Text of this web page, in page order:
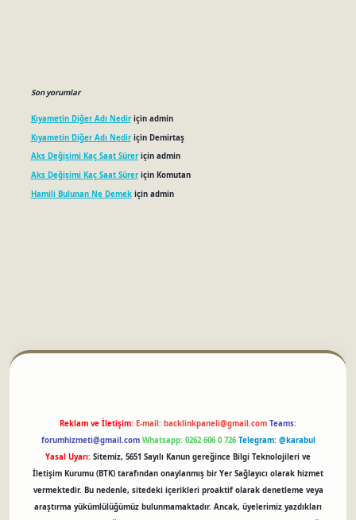
Son yorumlar
Kıyametin Diğer Adı Nediriçin admin
Kıyametin Diğer Adı Nediriçin Demirtaş
Aks Değişimi Kaç Saat Süreriçin admin
Aks Değişimi Kaç Saat Süreriçin Komutan
Hamili Bulunan Ne Demekiçin admin
Reklam ve İletişim: E-mail: backlinkpaneli@gmail.com Teams:
forumhizmeti@gmail.com Whatsapp: 0262 606 0 726 Telegram: @karabul
Yasal Uyarı: Sitemiz, 5651 Sayılı Kanun gereğince Bilgi Teknolojileri ve
İletişim Kurumu (BTK) tarafından onaylanmış bir Yer Sağlayıcı olarak hizmet
vermektedir. Bu nedenle, sitedeki içerikleri proaktif olarak denetleme veya
araştırma yükümlülüğümüz bulunmamaktadır. Ancak, üyelerimiz yazdıkları